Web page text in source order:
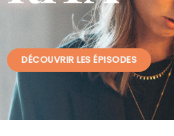
DÉCOUVRIR LES ÉPISODES